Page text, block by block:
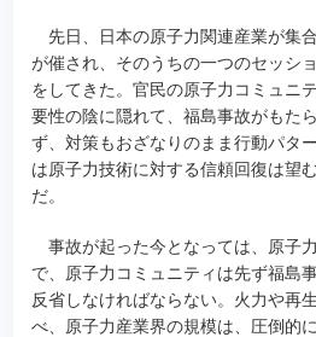
先日、日本の原子力関連産業が集
が催され、そのうちの一つのセッシ
をしてきた。官民の原子力コミュニ
要性の陰に隠れて、福島事故がもた
ず、対策もおざなりのまま行動パタ
は原子力技術に対する信頼回復は望
だ。
事故が起った今となっては、原子
で、原子力コミュニティは先ず福島
反省しなければならない。火力や再
べ、原子力産業界の規模は、圧倒的